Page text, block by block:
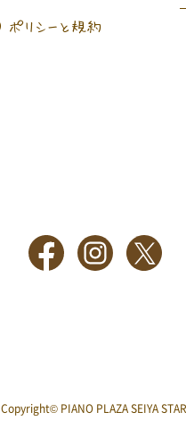
ポリシーと規約
Copyright© PIANO PLAZA SEIYA